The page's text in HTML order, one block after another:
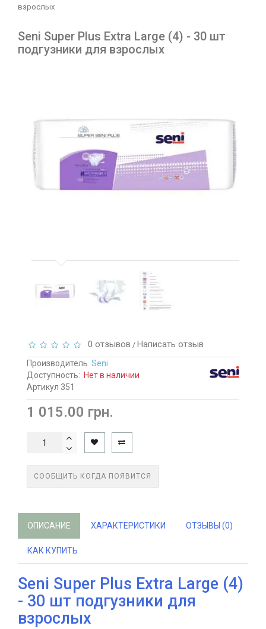
взрослых
Seni Super Plus Extra Large (4) - 30 шт
подгузники для взрослых
0 отзывов / Написать отзыв
Производитель Seni
Доступность: Нет в наличии
Артикул 351
1 015.00 грн.
СООБЩИТЬ КОГДА ПОЯВИТСЯ
ОПИСАНИЕ ХАРАКТЕРИСТИКИ ОТЗЫВЫ (0)
КАК КУПИТЬ
Seni Super Plus Extra Large (4)
- 30 шт подгузники для
взрослых